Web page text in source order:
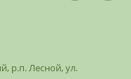
р.п. Лесной, ул.